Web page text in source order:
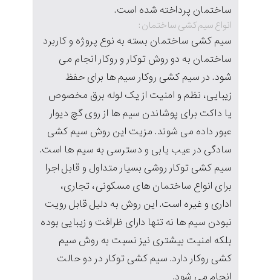
ساختمان پرداخته شده است.
انواع سیم کشی ساختمان :
سیم کشی ساختمان بسته به نوع پروژه و کاربرد
ساختمان به دو روش توکار و روکار انجام می
شود. در سیم کشی روکار سیم ها برای حفظ
زیبایی، نظم و امنیت از یک لوله برق مخصوص
یا داکت برای پوشاندن سیم ها از روی گچ دیوار
عبور داده می شوند. مزیت این روش سیم کشی
سادگی در عیب یابی و دسترسی به سیم ها است.
سیم کشی توکار روشی بسیار متداول و قابل اجرا
برای انواع ساختمان های مسکونی، تجاری،
اداری و غیره است. این روش به دلیل قابل رویت
نبودن سیم ها نه تنها دارای ظرافت و زیبایی بوده
بلکه امنیت بیشتری نیز نسبت به روش سیم
کشی روکار دارد. سیم کشی توکار در دو حالت
انجام می شود.